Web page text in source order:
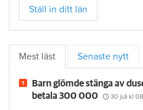
Ställ in ditt län
Mest läst Senaste nytt
Barn glömde stänga av
betala 300 000
30 juli kl